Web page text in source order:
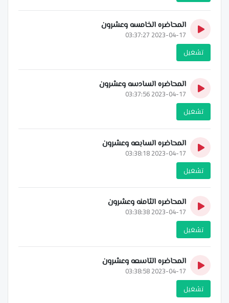
المحاضره الخامسه وعشرون
2023-04-17 03:37:27
تشغيل
المحاضره السادسه وعشرون
2023-04-17 03:37:56
تشغيل
المحاضره السابعه وعشرون
2023-04-17 03:38:18
تشغيل
المحاضره الثامنه وعشرون
2023-04-17 03:38:38
تشغيل
المحاضره التاسعه وعشرون
2023-04-17 03:38:58
تشغيل